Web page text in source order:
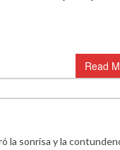
Read
la sonrisa y la